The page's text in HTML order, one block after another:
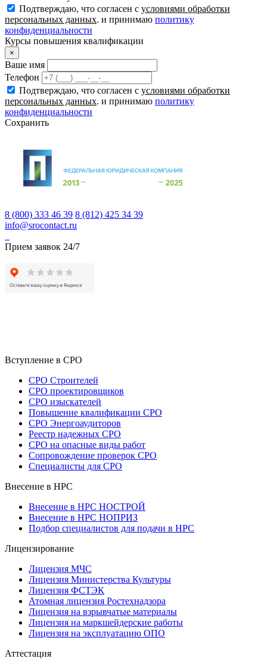
Подтверждаю, что согласен с условиями обработки
персональных данных. и принимаю политику
конфиденциальности
Курсы повышения квалификации
×
Ваше имя
Телефон
Подтверждаю, что согласен с условиями обработки
персональных данных. и принимаю политику
конфиденциальности
Сохранить
8 (800) 333 46 39 8 (812) 425 34 39
info@srocontact.ru
Прием заявок 24/7
Вступление в СРО
СРО Строителей
СРО проектировщиков
СРО изыскателей
Повышение квалификации СРО
СРО Энергоаудиторов
Реестр надежных СРО
СРО на опасные виды работ
Сопровождение проверок СРО
Специалисты для СРО
Внесение в НРС
Внесение в НРС НОСТРОЙ
Внесение в НРС НОПРИЗ
Подбор специалистов для подачи в НРС
Лицензирование
Лицензия МЧС
Лицензия Министерства Культуры
Лицензия ФСТЭК
Атомная лицензия Ростехнадзора
Лицензия на взрывчатые материалы
Лицензия на маркшейдерские работы
Лицензия на эксплуатацию ОПО
Аттестация